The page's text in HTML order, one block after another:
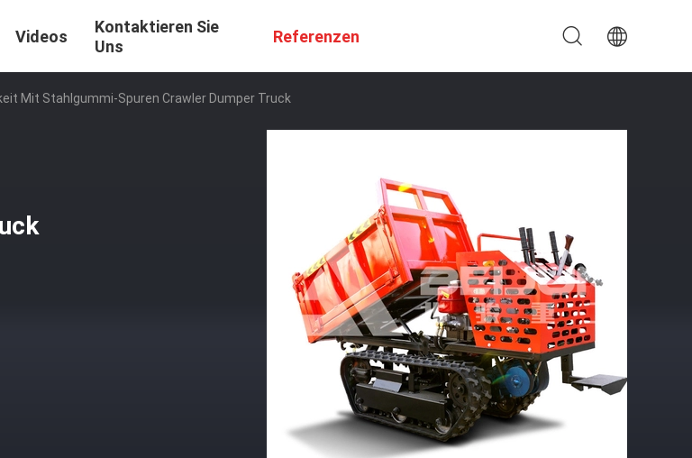
Videos
Kontaktieren Sie
Uns
Referenzen
Mit Stahlgummi-Spuren Crawler Dumper Truck